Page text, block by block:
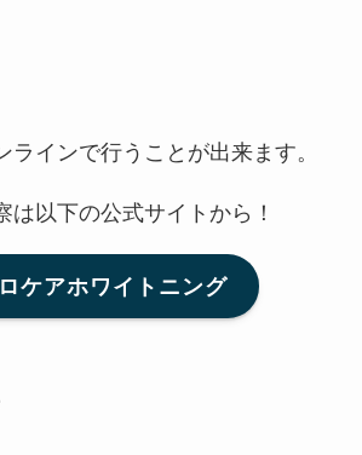
ラインで行うことが出来ます。
は以下の公式サイトから！
ケアホワイトニング